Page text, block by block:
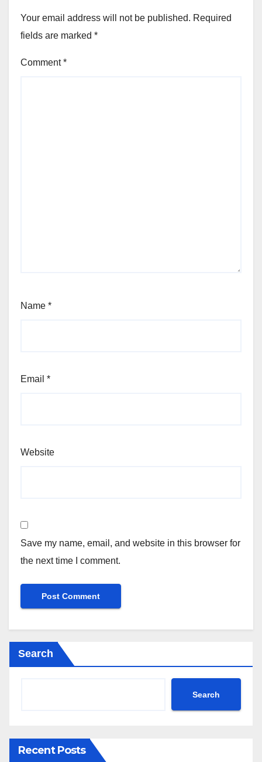
Your email address will not be published. Required
fields are marked *
Comment*
Name *
Email *
Website
Save my name, email, and website in this browser for
the next time I comment.
Search
Search
Recent Posts